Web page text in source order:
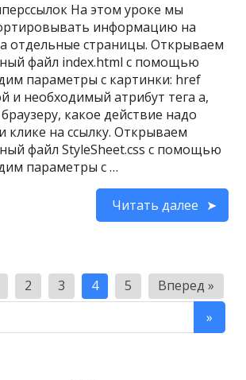
На этом уроке мы
информацию на
отдельные страницы. Открываем
файл index.html с помощью
параметры с картинки: href
и необходимый атрибут тега a,
какое действие надо
клике на ссылку. Открываем
файл StyleSheet.css с помощью
параметры с …
Читать далее
2 3 4 5 Вперед »